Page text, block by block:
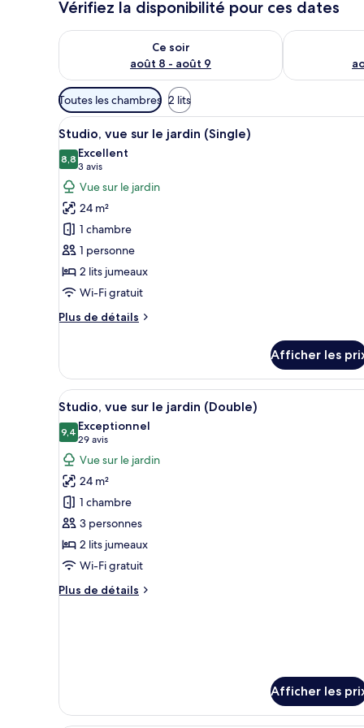
Vérifiez la disponibilité pour ces dates
Ce soir
août 8 - août 9
Vérifier la disponibilité pour ce soir août 8 - août 9
Vérifier la
Filtres
disponibles
pour
les
chambres
Toutes les chambres 2 lits
Afficher
toutes
les
photos
pour
ce
type
de
chambre :
Studio,
vue
jardin
(Single)
Une chambre d’hôtel avec
7
Studio, vue sur le jardin (Single)
8,88,8 sur 10
Excellent
3 avis
(3 avis)
Vue sur le jardin
24 m²
1 chambre
1 personne
2 lits jumeaux
Wi-Fi gratuit
Plus de détails
Plus
Studio,
vue
sur
jardin
(Single)
Afficher les
Afficher
toutes
les
photos
pour
ce
type
de
chambre :
Studio,
vue
Une chambre d’hôtel avec
7
Studio, vue sur le jardin (Double)
9,49,4 sur 10
Exceptionnel
29 avis
(29 avis)
Vue sur le jardin
24 m²
1 chambre
3 personnes
2 lits jumeaux
Wi-Fi gratuit
Plus de détails
Plus
jardin
(Double)
Afficher les